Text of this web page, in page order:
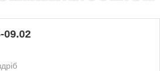
09.02